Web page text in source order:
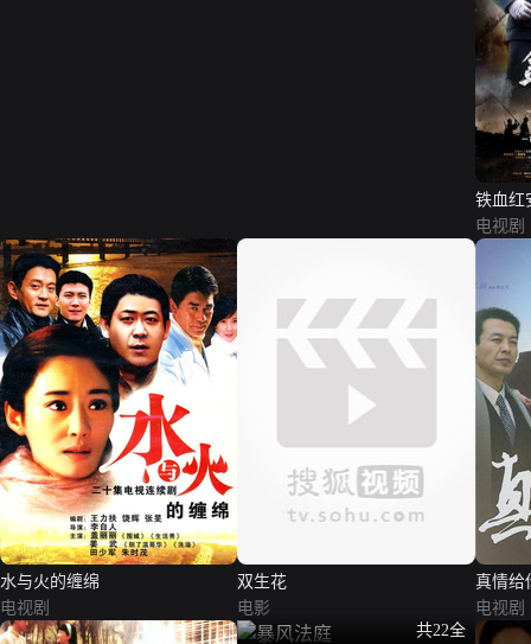
铁血红
电视剧
水与火的缠绵
电视剧
双生花
电影
真情给
电视剧
共22全